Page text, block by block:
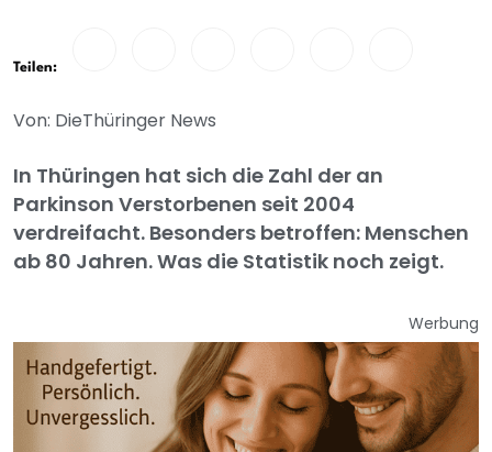
Teilen:
Von: DieThüringer News
In Thüringen hat sich die Zahl der an
Parkinson Verstorbenen seit 2004
verdreifacht. Besonders betroffen: Menschen
ab 80 Jahren. Was die Statistik noch zeigt.
Werbung